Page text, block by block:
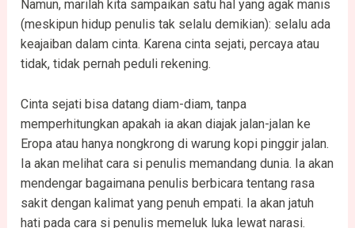
Namun, marilah kita sampaikan satu hal yang agak manis
(meskipun hidup penulis tak selalu demikian): selalu ada
keajaiban dalam cinta. Karena cinta sejati, percaya atau
tidak, tidak pernah peduli rekening.
Cinta sejati bisa datang diam-diam, tanpa
memperhitungkan apakah ia akan diajak jalan-jalan ke
Eropa atau hanya nongkrong di warung kopi pinggir jalan.
Ia akan melihat cara si penulis memandang dunia. Ia akan
mendengar bagaimana penulis berbicara tentang rasa
sakit dengan kalimat yang penuh empati. Ia akan jatuh
hati pada cara si penulis memeluk luka lewat narasi.